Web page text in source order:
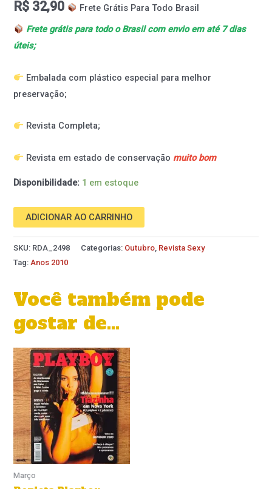
R$ 32,90
Frete Grátis Para Todo Brasil
Frete grátis para todo o Brasil com envio em até 7 dias
úteis;
Embalada com plástico especial para melhor
preservação;
Revista Completa;
Revista em estado de conservação muito bom
Disponibilidade: 1 em estoque
ADICIONAR AO CARRINHO
SKU: RDA_2498 Categorias: Outubro, Revista Sexy
Tag:Anos 2010
Você também pode
gostar de…
Março